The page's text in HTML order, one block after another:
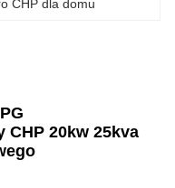
CHP dla domu
CHP 20kw 25kva